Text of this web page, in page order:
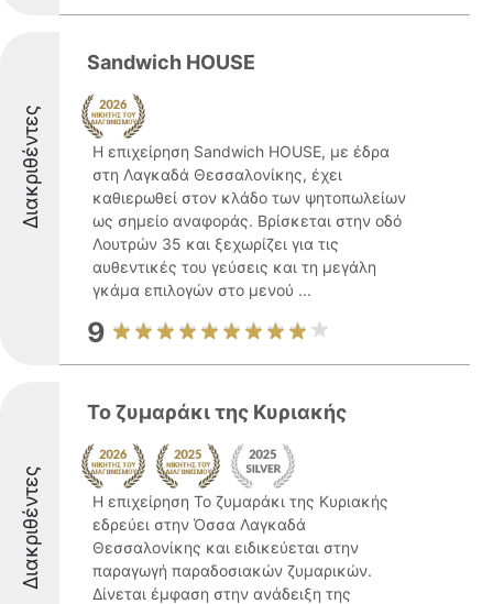
Διακριθέντες
Sandwich HOUSE
Η επιχείρηση Sandwich HOUSE, με έδρα
στη Λαγκαδά Θεσσαλονίκης, έχει
καθιερωθεί στον κλάδο των ψητοπωλείων
ως σημείο αναφοράς. Βρίσκεται στην οδό
Λουτρών 35 και ξεχωρίζει για τις
αυθεντικές του γεύσεις και τη μεγάλη
γκάμα επιλογών στο μενού ...
9
Διακριθέντες
Το ζυμαράκι της Κυριακής
Η επιχείρηση Το ζυμαράκι της Κυριακής
εδρεύει στην Όσσα Λαγκαδά
Θεσσαλονίκης και ειδικεύεται στην
παραγωγή παραδοσιακών ζυμαρικών.
Δίνεται έμφαση στην ανάδειξη της